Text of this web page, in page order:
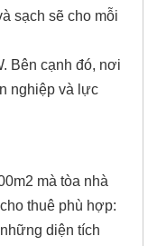
sạch sẽ cho mỗi
Bên cạnh đó, nơi
nghiệp và lực
mà tòa nhà
thuê phù hợp:
diện tích